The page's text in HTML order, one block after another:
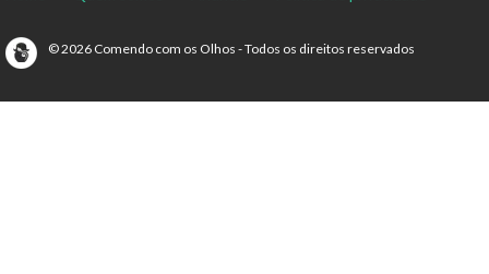
© 2026 Comendo com os Olhos - Todos os direitos reservados